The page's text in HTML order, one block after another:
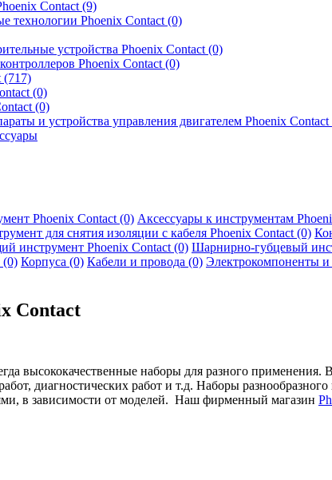
Contact (9)
Phoenix Contact (0)
устройства Phoenix Contact (0)
Phoenix Contact (0)
(717)
(0)
(0)
и устройства управления двигателем Phoenix Contact
Phoenix Contact (0) Аксессуары к инструментам
для снятия изоляции с кабеля Phoenix Contact (0)
инструмент Phoenix Contact (0) Шарнирно-губцевый
(0) Корпуса (0) Кабели и провода (0) Электрокомпоненты и
Contact
высококачественные наборы для разного
диагностических работ и т.д. Наборы
в зависимости от моделей. Наш фирменный магазин